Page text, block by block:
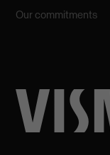
Our commitments